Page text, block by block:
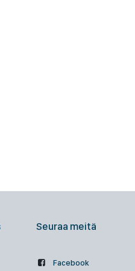
Seuraa meitä
Facebook